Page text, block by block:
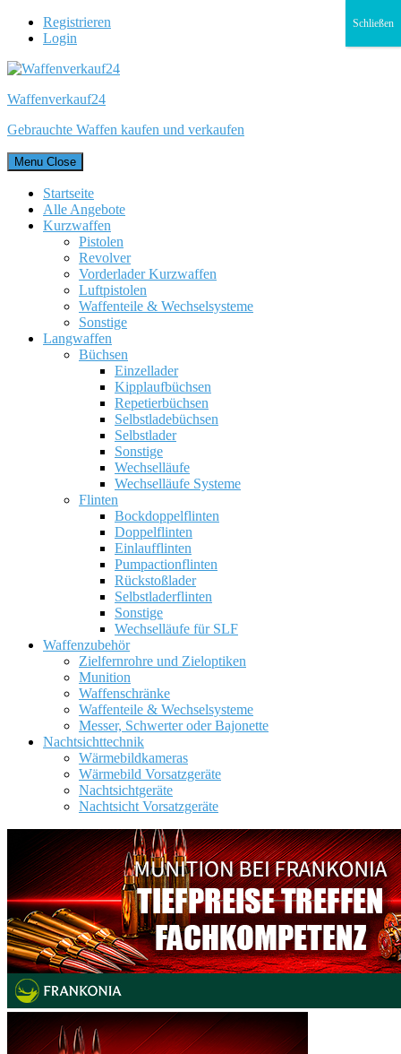
Registrieren
Login
Waffenverkauf24
Gebrauchte Waffen kaufen und verkaufen
Menu Close
Startseite
Alle Angebote
Kurzwaffen
Pistolen
Revolver
Vorderlader Kurzwaffen
Luftpistolen
Waffenteile & Wechselsysteme
Sonstige
Langwaffen
Büchsen
Einzellader
Kipplaufbüchsen
Repetierbüchsen
Selbstladebüchsen
Selbstlader
Sonstige
Wechselläufe
Wechselläufe Systeme
Flinten
Bockdoppelflinten
Doppelflinten
Einlaufflinten
Pumpactionflinten
Rückstoßlader
Selbstladerflinten
Sonstige
Wechselläufe für SLF
Waffenzubehör
Zielfernrohre und Zieloptiken
Munition
Waffenschränke
Waffenteile & Wechselsysteme
Messer, Schwerter oder Bajonette
Nachtsichttechnik
Wärmebildkameras
Wärmebild Vorsatzgeräte
Nachtsichtgeräte
Nachtsicht Vorsatzgeräte
Schließen